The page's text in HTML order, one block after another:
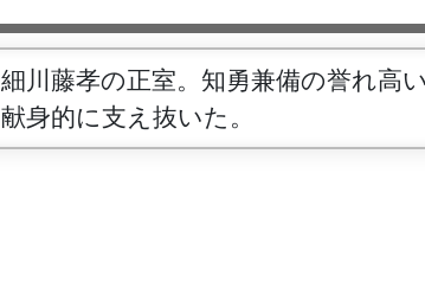
細川藤孝の正室。知勇兼備の誉れ高
献身的に支え抜いた。